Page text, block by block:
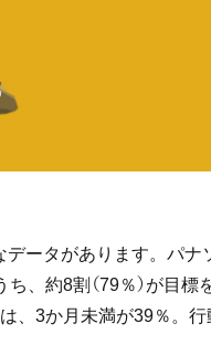
データがあります。パナ
約8割（79％）が目標
、3か月未満が39％。